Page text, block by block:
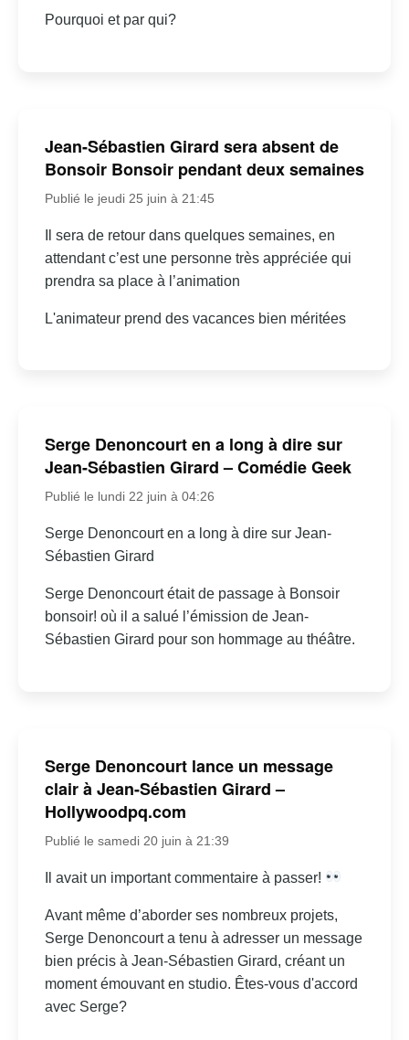
Pourquoi et par qui?
Jean-Sébastien Girard sera absent de
Bonsoir Bonsoir pendant deux semaines
Publié le jeudi 25 juin à 21:45
Il sera de retour dans quelques semaines, en
attendant c’est une personne très appréciée qui
prendra sa place à l’animation
L'animateur prend des vacances bien méritées
Serge Denoncourt en a long à dire sur
Jean-Sébastien Girard – Comédie Geek
Publié le lundi 22 juin à 04:26
Serge Denoncourt en a long à dire sur Jean-
Sébastien Girard
Serge Denoncourt était de passage à Bonsoir
bonsoir! où il a salué l’émission de Jean-
Sébastien Girard pour son hommage au théâtre.
Serge Denoncourt lance un message
clair à Jean-Sébastien Girard –
Hollywoodpq.com
Publié le samedi 20 juin à 21:39
Il avait un important commentaire à passer!
Avant même d’aborder ses nombreux projets,
Serge Denoncourt a tenu à adresser un message
bien précis à Jean-Sébastien Girard, créant un
moment émouvant en studio. Êtes-vous d'accord
avec Serge?